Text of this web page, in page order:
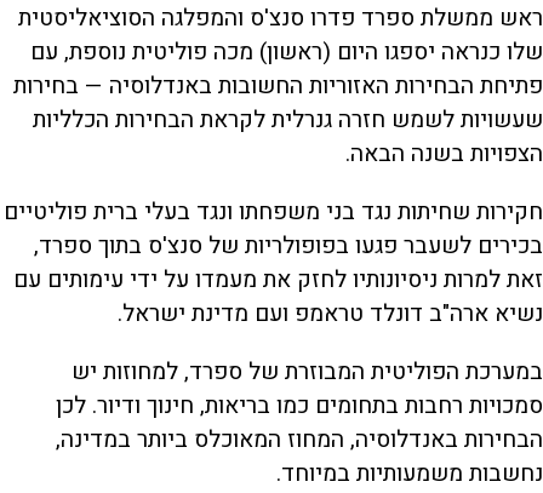
ראש ממשלת ספרד פדרו סנצ'ס והמפלגה הסוציאליסטית
שלו כנראה יספגו היום (ראשון) מכה פוליטית נוספת, עם
פתיחת הבחירות האזוריות החשובות באנדלוסיה — בחירות
שעשויות לשמש חזרה גנרלית לקראת הבחירות הכלליות
הצפויות בשנה הבאה.
חקירות שחיתות נגד בני משפחתו ונגד בעלי ברית פוליטיים
בכירים לשעבר פגעו בפופולריות של סנצ'ס בתוך ספרד,
זאת למרות ניסיונותיו לחזק את מעמדו על ידי עימותים עם
נשיא ארה"ב דונלד טראמפ ועם מדינת ישראל.
במערכת הפוליטית המבוזרת של ספרד, למחוזות יש
סמכויות רחבות בתחומים כמו בריאות, חינוך ודיור. לכן
הבחירות באנדלוסיה, המחוז המאוכלס ביותר במדינה,
נחשבות משמעותיות במיוחד.